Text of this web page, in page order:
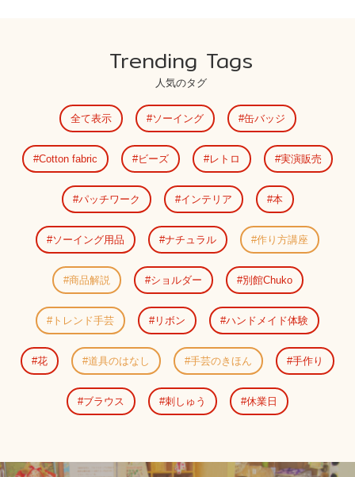
Trending Tags
人気のタグ
全て表示 ソーイング 缶バッジ
Cotton fabric ビーズ レトロ 実演販売
パッチワーク インテリア 本
ソーイング用品 ナチュラル 作り方講座
商品解説 ショルダー 別館Chuko
トレンド手芸 リボン ハンドメイド体験
花 道具のはなし 手芸のきほん 手作り
ブラウス 刺しゅう 休業日